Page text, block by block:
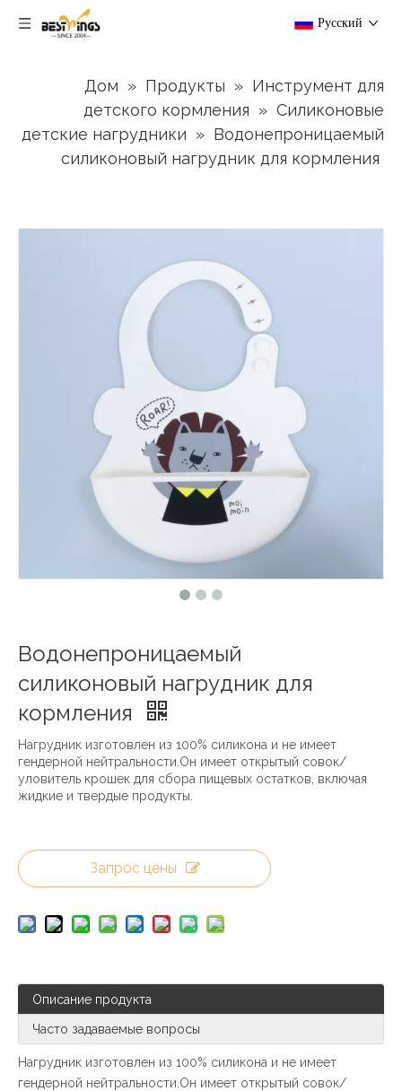
Pусский
Дом » Продукты » Инструмент для
детского кормления » Силиконовые
детские нагрудники » Водонепроницаемый
силиконовый нагрудник для кормления
Водонепроницаемый
силиконовый нагрудник для
кормления
Нагрудник изготовлен из 100% силикона и не имеет
гендерной нейтральности.Он имеет открытый совок/
уловитель крошек для сбора пищевых остатков, включая
жидкие и твердые продукты.
Запрос цены
Описание продукта
Часто задаваемые вопросы
Нагрудник изготовлен из 100% силикона и не имеет
гендерной нейтральности.Он имеет открытый совок/